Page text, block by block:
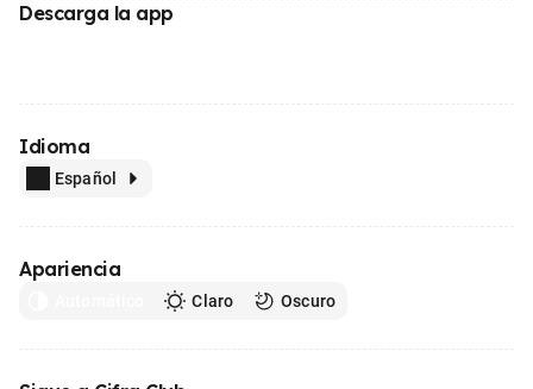
Descarga la app
Idioma
Español
Apariencia
Claro Oscuro